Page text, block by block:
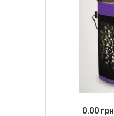
0.00 грн